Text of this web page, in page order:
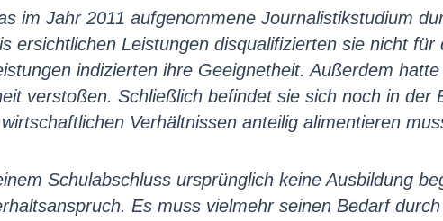
im Jahr 2011 aufgenommene Journalistikstudium
ersichtlichen Leistungen disqualifizierten sie nicht
indizierten ihre Geeignetheit. Außerdem
verstoßen. Schließlich befindet sie sich noch in der
Verhältnissen anteilig alimentieren
Schulabschluss ursprünglich keine Ausbildung
Es muss vielmehr seinen Bedarf